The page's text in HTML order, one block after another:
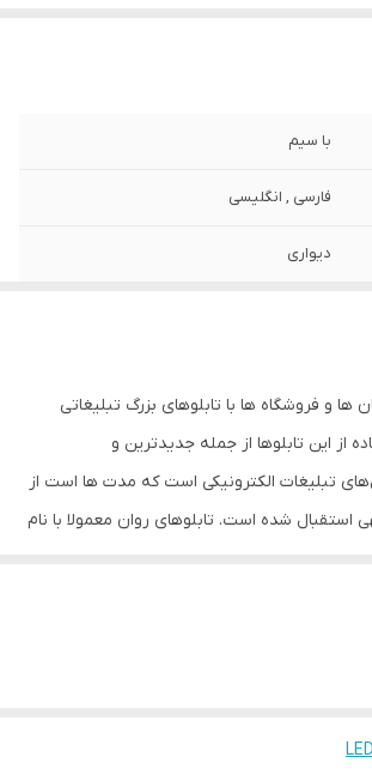
با سیم
فارسی , انگلیسی
دیواری
امکان نمایش متن دلخواه
ها و فروشگاه ها با تابلوهای بزرگ تبلیغاتی
از این تابلوها از جمله جدیدترین و
تبلیغات الکترونیکی است که مدت ها است از
استقبال شده است. تابلوهای روان معمولا با نام
می شوند که به صورت ماتریسی روی یک
متن نمایش داده شده باعث جذابیت بصری و